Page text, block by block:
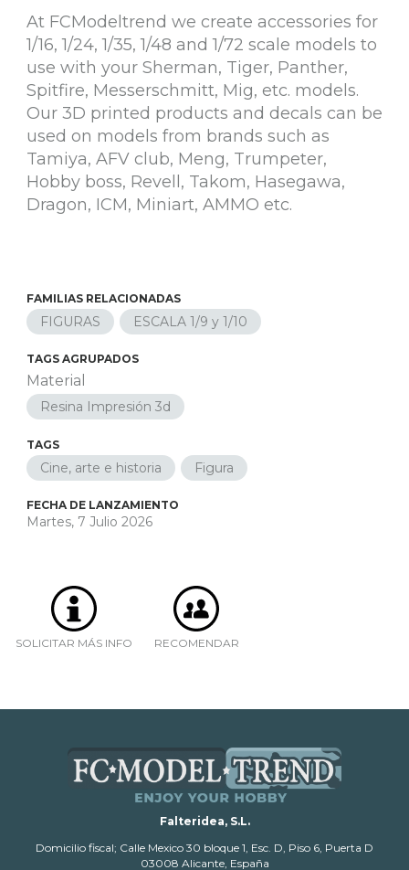
At FCModeltrend we create accessories for
1/16, 1/24, 1/35, 1/48 and 1/72 scale models to
use with your Sherman, Tiger, Panther,
Spitfire, Messerschmitt, Mig, etc. models.
Our 3D printed products and decals can be
used on models from brands such as
Tamiya, AFV club, Meng, Trumpeter,
Hobby boss, Revell, Takom, Hasegawa,
Dragon, ICM, Miniart, AMMO etc.
FAMILIAS RELACIONADAS
FIGURAS ESCALA 1/9 y 1/10
TAGS AGRUPADOS
Material
Resina Impresión 3d
TAGS
Cine, arte e historia Figura
FECHA DE LANZAMIENTO
Martes, 7 Julio 2026
SOLICITAR MÁS INFO RECOMENDAR
Falteridea, S.L.
Domicilio fiscal; Calle Mexico 30 bloque 1, Esc. D, Piso 6, Puerta D
03008 Alicante, España